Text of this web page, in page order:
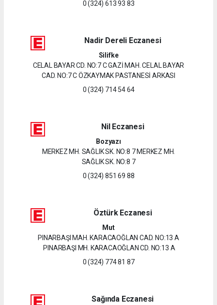
0 (324) 613 93 83
Nadir Dereli Eczanesi
Silifke
CELAL BAYAR CD. NO:7 C GAZİ MAH. CELAL BAYAR
CAD. NO:7 C ÖZKAYMAK PASTANESİ ARKASI
0 (324) 714 54 64
Nil Eczanesi
Bozyazı
MERKEZ MH. SAĞLIK SK. NO:8 7 MERKEZ MH.
SAĞLIK SK. NO:8 7
0 (324) 851 69 88
Öztürk Eczanesi
Mut
PINARBAŞI MAH. KARACAOĞLAN CAD. NO:13 A
PINARBAŞI MH. KARACAOĞLAN CD. NO:13 A
0 (324) 774 81 87
Sağında Eczanesi